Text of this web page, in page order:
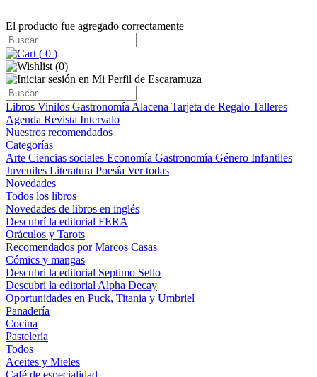
El producto fue agregado correctamente
( 0 )
(0)
Libros Vinilos Gastronomía Alacena Tarjeta de Regalo Talleres
Agenda Revista Intervalo
Nuestros recomendados
Categorías
Arte Ciencias sociales Economía Gastronomía Género Infantiles
Juveniles Literatura Poesía Ver todas
Novedades
Todos los libros
Novedades de libros en inglés
Descubrí la editorial FERA
Oráculos y Tarots
Recomendados por Marcos Casas
Cómics y mangas
Descubri la editorial Septimo Sello
Descubrí la editorial Alpha Decay
Oportunidades en Puck, Titania y Umbriel
Panadería
Cocina
Pastelería
Todos
Aceites y Mieles
Café de especialidad